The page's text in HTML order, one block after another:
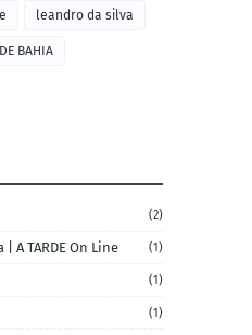
leandro da silva
BAHIA
(2)
A TARDE On Line (1)
(1)
(1)